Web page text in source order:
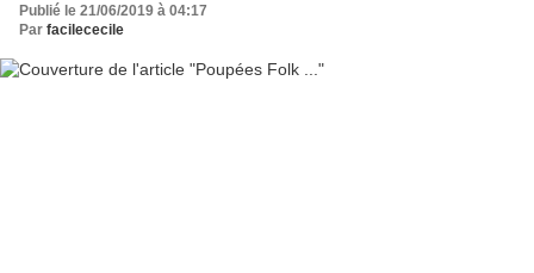
Publié le 21/06/2019 à 04:17
Par facilececile